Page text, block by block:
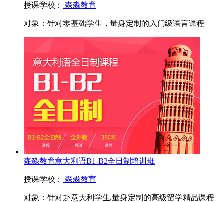
授课学校： 森淼教育
对象： 针对零基础学生，量身定制的入门级语言课程
森淼教育意大利语B1-B2全日制培训班
授课学校： 森淼教育
对象： 针对赴意大利学生,量身定制的高级留学精品课程